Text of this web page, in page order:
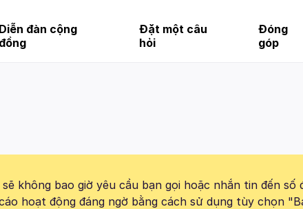
Diễn đàn cộng
đồng
Đặt một câu
hỏi
Đóng
góp
không bao giờ yêu cầu bạn gọi hoặc nhắn tin đến số
hoạt động đáng ngờ bằng cách sử dụng tùy chọn